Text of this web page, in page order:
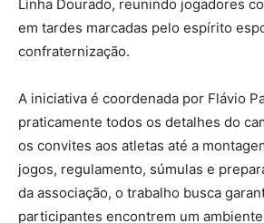
Linha Dourado, reunindo jogadores
em tardes marcadas pelo espírito
confraternização.
A iniciativa é coordenada por Flávio
praticamente todos os detalhes do
os convites aos atletas até a
jogos, regulamento, súmulas e
da associação, o trabalho busca
participantes encontrem um